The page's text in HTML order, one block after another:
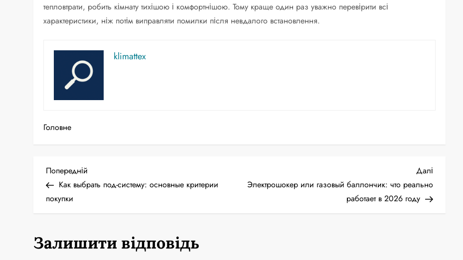
тепловтрати, робить кімнату тихішою і комфортнішою. Тому краще один раз уважно перевірити всі
характеристики, ніж потім виправляти помилки після невдалого встановлення.
klimattex
Головне
Н
а
і
Попередній
запис
Попередній
Как выбрать под-систему: основные критерии
покупки
Наступний
запис
Далі
Электрошокер или газовый баллончик: что реально
работает в 2026 году
Залишити відповідь